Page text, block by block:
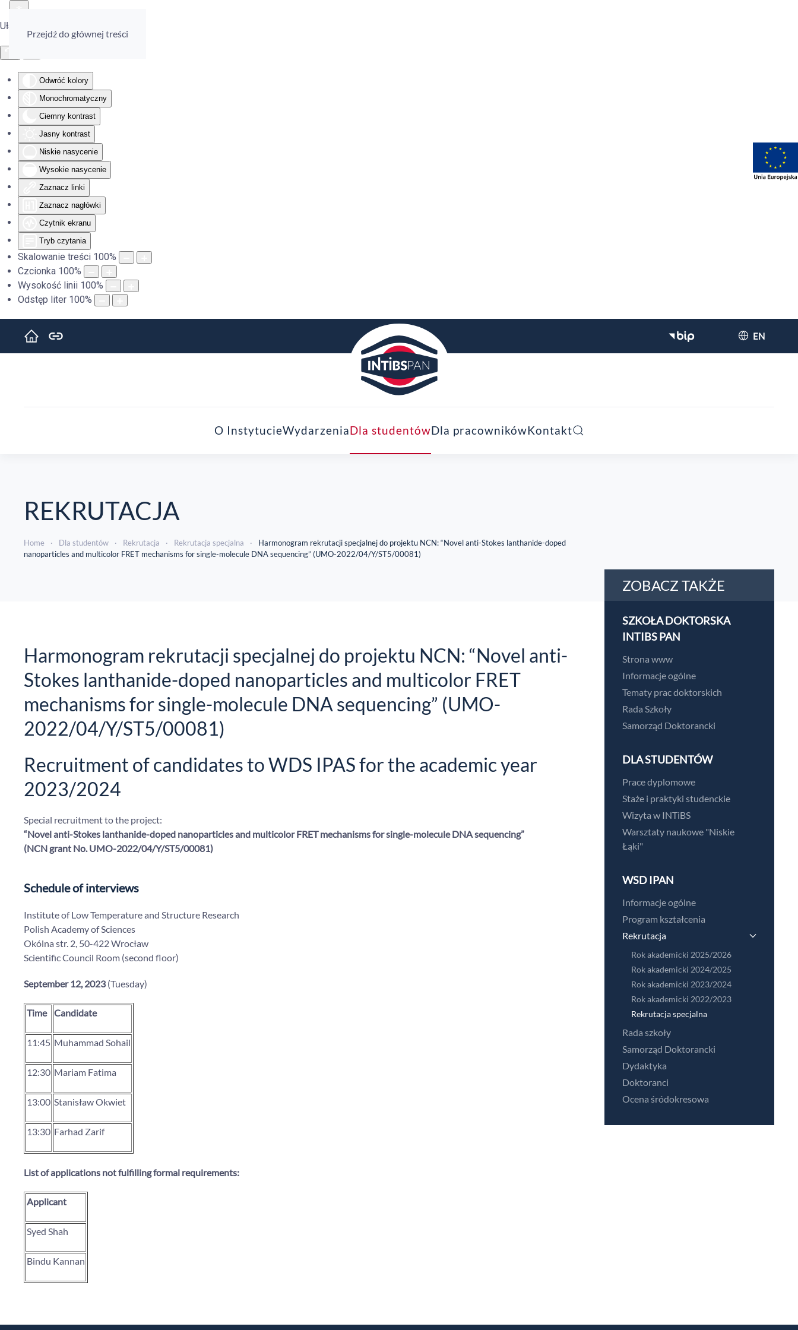
Ułatwienia dostępu
Odwróć kolory
Monochromatyczny
Ciemny kontrast
Jasny kontrast
Niskie nasycenie
Wysokie nasycenie
Zaznacz linki
Zaznacz nagłówki
Czytnik ekranu
Tryb czytania
Skalowanie treści 100%
Czcionka 100%
Wysokość linii 100%
Odstęp liter 100%
Przejdź do głównej treści
EN
O InstytucieWydarzeniaDla studentówDla pracownikówKontakt
REKRUTACJA
Home Dla studentów Rekrutacja Rekrutacja specjalna
Harmonogram rekrutacji specjalnej do projektu NCN: “Novel anti-Stokes lanthanide-doped
nanoparticles and multicolor FRET mechanisms for single-molecule DNA sequencing” (UMO-2022/04/Y/ST5/00081)
Harmonogram rekrutacji specjalnej do projektu NCN: “Novel anti-
Stokes lanthanide-doped nanoparticles and multicolor FRET
mechanisms for single-molecule DNA sequencing” (UMO-
2022/04/Y/ST5/00081)
Recruitment of candidates to WDS IPAS for the academic year
2023/2024
Special recruitment to the project:
“Novel anti-Stokes lanthanide-doped nanoparticles and multicolor FRET mechanisms for single-molecule DNA sequencing”
(NCN grant No.UMO-2022/04/Y/ST5/00081)
Schedule of interviews
Institute of Low Temperature and Structure Research
Polish Academy of Sciences
Okólna str. 2, 50-422 Wrocław
Scientific Council Room (second floor)
September 12, 2023(Tuesday)
Time Candidate
11:45 Muhammad Sohail
12:30 Mariam Fatima
13:00 Stanisław Okwiet
13:30 Farhad Zarif
List of applications not fulfilling formal requirements:
Applicant
Syed Shah
Bindu Kannan
ZOBACZ TAKŻE
SZKOŁA DOKTORSKA
INTIBS PAN
Strona www
Informacje ogólne
Tematy prac doktorskich
Rada Szkoły
Samorząd Doktorancki
DLA STUDENTÓW
Prace dyplomowe
Staże i praktyki studenckie
Wizyta w INTiBS
Warsztaty naukowe "Niskie
Łąki"
WSD IPAN
Informacje ogólne
Program kształcenia
Rekrutacja
Rok akademicki 2025/2026
Rok akademicki 2024/2025
Rok akademicki 2023/2024
Rok akademicki 2022/2023
Rekrutacja specjalna
Rada szkoły
Samorząd Doktorancki
Dydaktyka
Doktoranci
Ocena śródokresowa